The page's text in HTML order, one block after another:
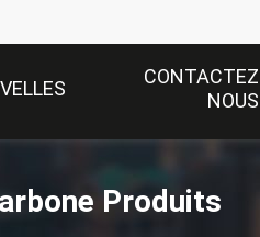
CONTACTEZ
NOUS
Produits